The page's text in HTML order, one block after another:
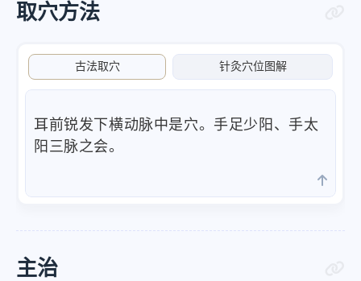
取穴方法
古法取穴 针灸穴位图解
耳前锐发下横动脉中是穴。手足少阳、手太
阳三脉之会。
主治